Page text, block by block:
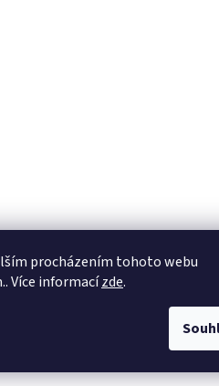
procházením tohoto webu
Více informacízde.